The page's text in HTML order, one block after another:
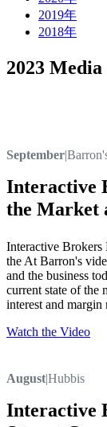
2019年
2018年
2023 Media
September|
Interactive
the Market
Interactive Brokers
the At Barron's
and the business
current state of the
interest and margin
Watch the Video
August|Hubbis
Interactive